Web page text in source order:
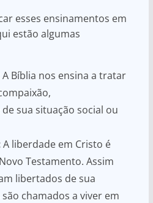
esses ensinamentos em
estão algumas
A Bíblia nos ensina a tratar
sua situação social ou
A liberdade em Cristo é
Testamento. Assim
libertados de sua
chamados a viver em